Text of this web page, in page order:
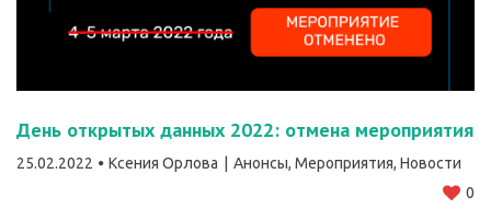
День открытых данных 2022: отмена мероприятия
25.02.2022 Ксения Орлова Анонсы, Мероприятия, Новости
0